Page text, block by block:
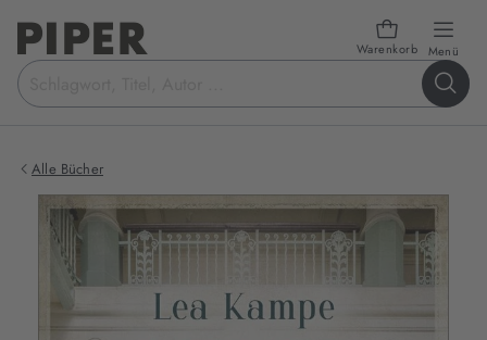
Warenkorb Menü
Suchbegriff
eingeben
Alle Bücher
Produktbilder
zum
Buch